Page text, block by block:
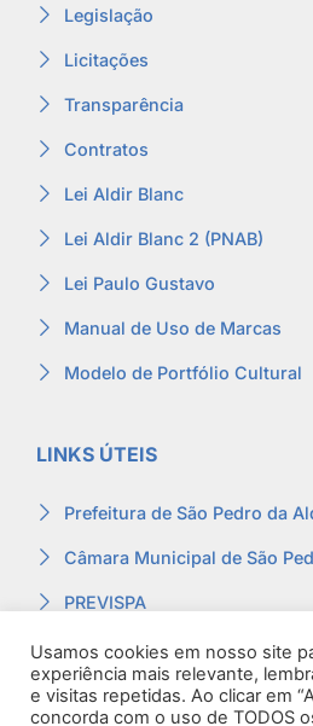
Legislação
Licitações
Transparência
Contratos
Lei Aldir Blanc
Lei Aldir Blanc 2 (PNAB)
Lei Paulo Gustavo
Manual de Uso de Marcas
Modelo de Portfólio Cultural
LINKS ÚTEIS
Prefeitura de São Pedro da
Câmara Municipal de São
PREVISPA
Ouvidoria
Contracheque
Usamos cookies em nosso site
experiência mais relevante,
e visitas repetidas. Ao clicar em
concorda com o uso de TODOS